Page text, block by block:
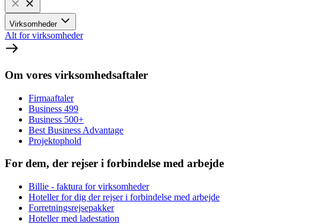
Virksomheder
Alt for virksomheder
Om vores virksomhedsaftaler
Firmaaftaler
Business 499
Business 500+
Best Business Advantage
Projektophold
For dem, der rejser i forbindelse med arbejde
Billie - faktura for virksomheder
Hoteller for dig der rejser i forbindelse med arbejde
Forretningsrejsepakker
Hoteller med ladestation